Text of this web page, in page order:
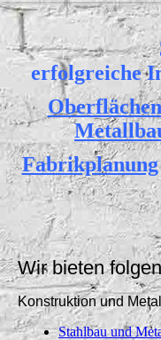
erfolgreiche
Fabrikplanung
Wir bieten
Konstruktion und
Stahlbau und